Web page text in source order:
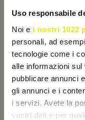
Uso responsabile
Noi e i nostri 1022
personali, ad
tecnologie come i
alle informazioni
pubblicare annunci
gli annunci e i
i servizi. Avete la
vostri dati e per
Consigli per la
Per una corretta
specialmente se
Si consiglia il
aggressivi per
del logo nel tempo.